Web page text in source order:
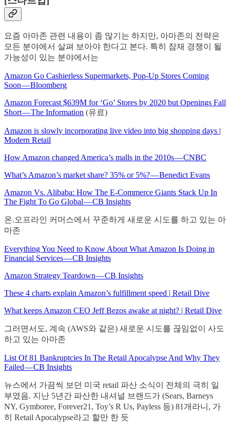
요즘 아마존 관련 내용이 좀 많기는 하지만, 아마존의 전략은
모든 분야에서 살펴 보아야 한다고 본다. 특히 잠재 경쟁이 될
가능성이 있는 분야에서는
Amazon Go Cashierless Supermarkets, Pop-Up Stores Coming
Soon — Bloomberg
Amazon Forecast $639M for ‘Go’ Stores by 2020 but Openings Fall
Short — The Information (유료)
Amazon is slowly incorporating live video into big shopping days |
Modern Retail
How Amazon changed America’s malls in the 2010s — CNBC
What’s Amazon’s market share? 35% or 5%? — Benedict Evans
Amazon Vs. Alibaba: How The E-Commerce Giants Stack Up In
The Fight To Go Global — CB Insights
온.오프라인 커머스에서 꾸준하게 새로운 시도를 하고 있는 아
마존
Everything You Need to Know About What Amazon Is Doing in
Financial Services — CB Insights
Amazon Strategy Teardown — CB Insights
These 4 charts explain Amazon’s fulfillment speed | Retail Dive
What keeps Amazon CEO Jeff Bezos awake at night? | Retail Dive
그러면서도, 계속 (AWS와 같은) 새로운 시도를 끊임없이 사도
하고 있는 아마존
List Of 81 Bankruptcies In The Retail Apocalypse And Why They
Failed — CB Insights
뉴스에서 가끔씩 보던 미국 retail 파산 소식이 전체의 극히 일
부였음. 지난 5년간 파산한 내셔널 브랜드가 (Sears, Barneys
NY, Gymboree, Forever21, Toy’s R Us, Payless 등) 81개라니, 가
히 Retail Apocalypse라고 할만 한 듯